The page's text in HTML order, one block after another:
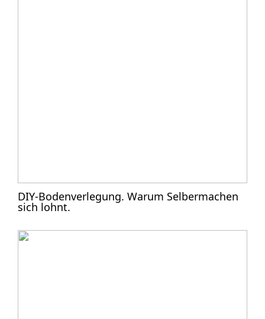
DIY-Bodenverlegung. Warum Selbermachen
sich lohnt.